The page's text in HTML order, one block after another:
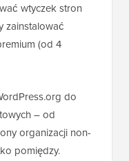
wtyczek stron
zainstalować
(od 4
do
– od
organizacji non-
pomiędzy.